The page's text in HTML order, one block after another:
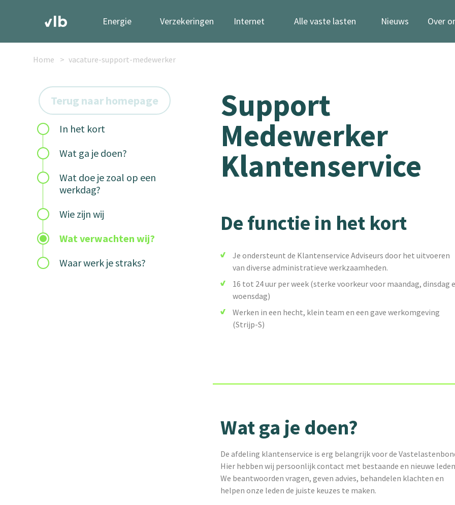
Energie Verzekeringen Internet Alle vaste lasten Nieuws Over
Home vacature-support-medewerker
Terug naar homepage
In het kort
Wat ga je doen?
Wat doe je zoal op een
werkdag?
Wie zijn wij
Wat verwachten wij?
Waar werk je straks?
Support
Medewerker
Klantenservice
De functie in het kort
Je ondersteunt de Klantenservice Adviseurs door het uitvoeren
van diverse administratieve werkzaamheden.
16 tot 24 uur per week (sterke voorkeur voor maandag, dinsdag
woensdag)
Werken in een hecht, klein team en een gave werkomgeving
(Strijp-S)
Wat ga je doen?
De afdeling klantenservice is erg belangrijk voor de
Hier hebben wij persoonlijk contact met bestaande en nieuwe
We beantwoorden vragen, geven advies, behandelen klachten en
helpen onze leden de juiste keuzes te maken.